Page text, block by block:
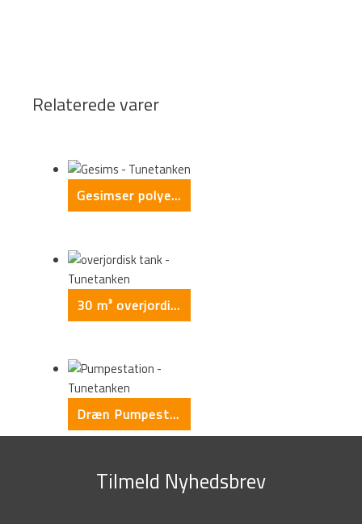
Relaterede varer
Gesimser polyesterbeton
30 m³ overjordisk tank
Dræn Pumpestationer SP1250 – 2 x SL1.50.80.22
Tilmeld Nyhedsbrev